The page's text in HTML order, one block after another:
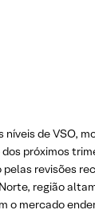
de VSO,
próximos
revisões
região
o mercado